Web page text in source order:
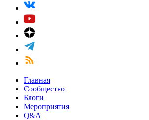
Главная
Сообщество
Блоги
Мероприятия
Q&A